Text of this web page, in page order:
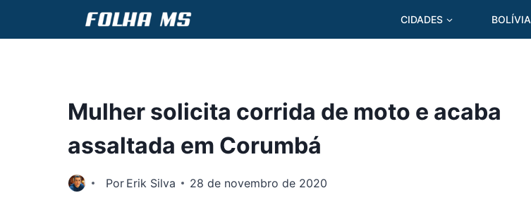
CIDADES BOLÍVIA
Mulher solicita corrida de moto e acaba
assaltada em Corumbá
Por Erik Silva 28 de novembro de 2020